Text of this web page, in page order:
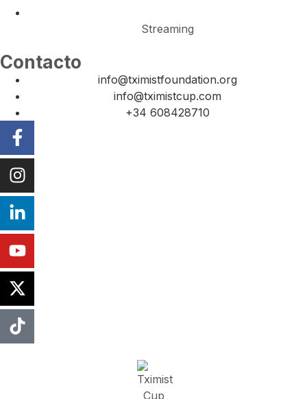
Streaming
Contacto
info@tximistfoundation.org
info@tximistcup.com
+34 608428710